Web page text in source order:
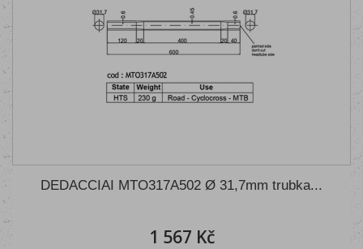
DEDACCIAI MTO317A502 Ø 31,7mm trubka...
1 567 Kč